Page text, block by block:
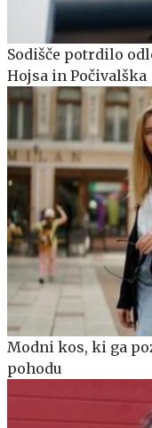
Sodišče potrdilo
Hojsa in Počivalška
Modni kos, ki ga
pohodu